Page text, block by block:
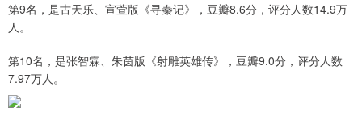
第9名，是古天乐、宣萱版《寻秦记》，豆瓣8.6分，评分人数14.9万
人。
第10名，是张智霖、朱茵版《射雕英雄传》，豆瓣9.0分，评分人数
7.97万人。